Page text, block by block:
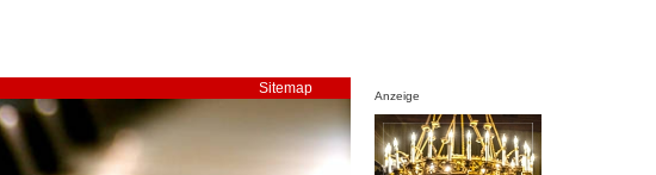
Sitemap Anzeige